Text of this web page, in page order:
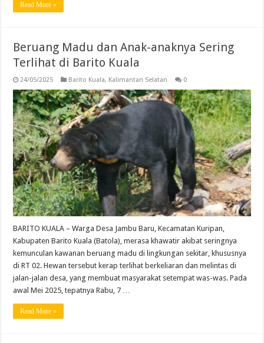
Read More »
Beruang Madu dan Anak-anaknya Sering
Terlihat di Barito Kuala
24/05/2025 Barito Kuala, Kalimantan Selatan 0
BARITO KUALA – Warga Desa Jambu Baru, Kecamatan Kuripan,
Kabupaten Barito Kuala (Batola), merasa khawatir akibat seringnya
kemunculan kawanan beruang madu di lingkungan sekitar, khususnya
di RT 02. Hewan tersebut kerap terlihat berkeliaran dan melintas di
jalan-jalan desa, yang membuat masyarakat setempat was-was. Pada
awal Mei 2025, tepatnya Rabu, 7 …
Read More »